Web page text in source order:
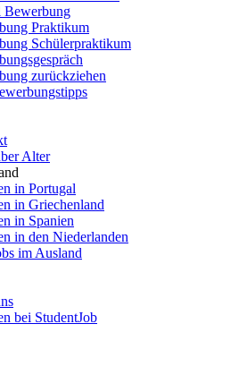
Praktikum
Schülerpraktikum
zurückziehen
Alter
in Portugal
in Griechenland
in Spanien
in den Niederlanden
im Ausland
bei StudentJob